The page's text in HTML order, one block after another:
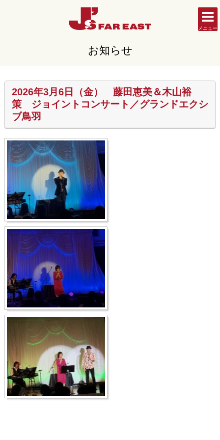
メニュー
お知らせ
2026年3月6日（金） 藤田恵美＆木山裕
策 ジョイントコンサート／グランドエクシ
ブ鳥羽